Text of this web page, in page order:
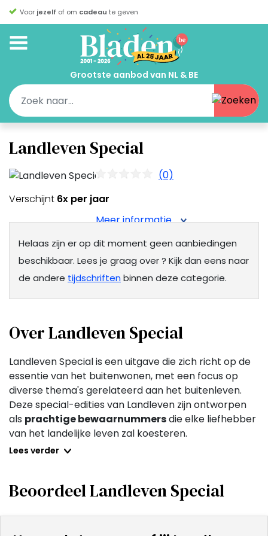
Voor jezelf of om cadeau te geven
Grootste aanbod van NL & BE
Landleven Special
(0)
Meer informatie
Verschijnt 6x per jaar
Helaas zijn er op dit moment geen aanbiedingen
beschikbaar. Lees je graag over? Kijk dan eens naar
de andere tijdschriften binnen deze categorie.
Over Landleven Special
Landleven Special is een uitgave die zich richt op de
essentie van het buitenwonen, met een focus op
diverse thema's gerelateerd aan het buitenleven.
Deze special-edities van Landleven zijn ontworpen
als prachtige bewaarnummersdie elke liefhebber
van het landelijke leven zal koesteren.
handwerken, en tuinieren tot aan doe-het-zelf
projecten. De inhoud is rijk aan diepgaande artikelen,
praktische tips, stap-voor-stap handleidingen, en
Lees verder
Beoordeel Landleven Special